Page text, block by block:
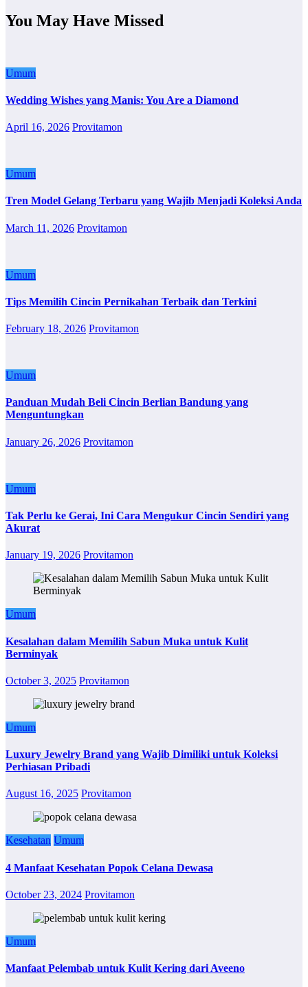
You May Have Missed
Umum
Wedding Wishes yang Manis: You Are a Diamond
April 16, 2026 Provitamon
Umum
Tren Model Gelang Terbaru yang Wajib Menjadi Koleksi Anda
March 11, 2026 Provitamon
Umum
Tips Memilih Cincin Pernikahan Terbaik dan Terkini
February 18, 2026 Provitamon
Umum
Panduan Mudah Beli Cincin Berlian Bandung yang
Menguntungkan
January 26, 2026 Provitamon
Umum
Tak Perlu ke Gerai, Ini Cara Mengukur Cincin Sendiri yang
Akurat
January 19, 2026 Provitamon
Umum
Kesalahan dalam Memilih Sabun Muka untuk Kulit
Berminyak
October 3, 2025 Provitamon
Umum
Luxury Jewelry Brand yang Wajib Dimiliki untuk Koleksi
Perhiasan Pribadi
August 16, 2025 Provitamon
Kesehatan Umum
4 Manfaat Kesehatan Popok Celana Dewasa
October 23, 2024 Provitamon
Umum
Manfaat Pelembab untuk Kulit Kering dari Aveeno